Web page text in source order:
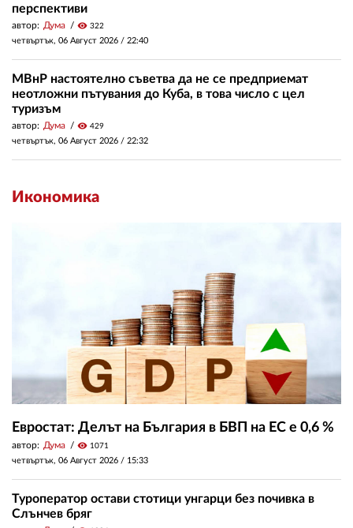
перспективи
автор: Дума visibility 322
четвъртък, 06 Август 2026 / 22:40
МВнР настоятелно съветва да не се предприемат
неотложни пътувания до Куба, в това число с цел
туризъм
автор: Дума visibility 429
четвъртък, 06 Август 2026 / 22:32
Икономика
Евростат: Делът на България в БВП на ЕС е 0,6 %
автор: Дума visibility 1071
четвъртък, 06 Август 2026 / 15:33
Туроператор остави стотици унгарци без почивка в
Слънчев бряг